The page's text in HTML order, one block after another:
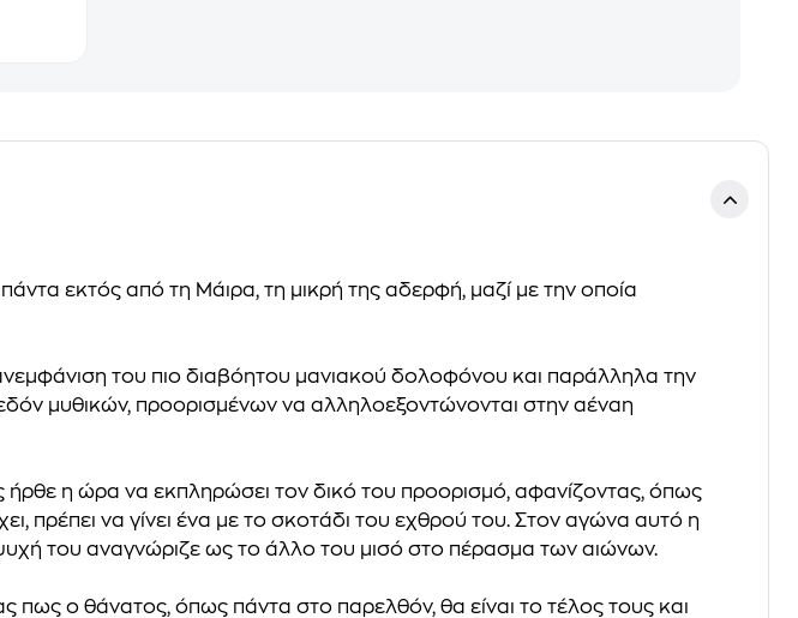
εκτός από τη Μάιρα, τη μικρή της αδερφή, μαζί με την οποία
του πιο διαβόητου μανιακού δολοφόνου και παράλληλα την
μυθικών, προορισμένων να αλληλοεξοντώνονται στην αέναη
η ώρα να εκπληρώσει τον δικό του προορισμό, αφανίζοντας, όπως
πρέπει να γίνει ένα με το σκοτάδι του εχθρού του. Στον αγώνα αυτό η
του αναγνώριζε ως το άλλο του μισό στο πέρασμα των αιώνων.
πως ο θάνατος, όπως πάντα στο παρελθόν, θα είναι το τέλος τους και